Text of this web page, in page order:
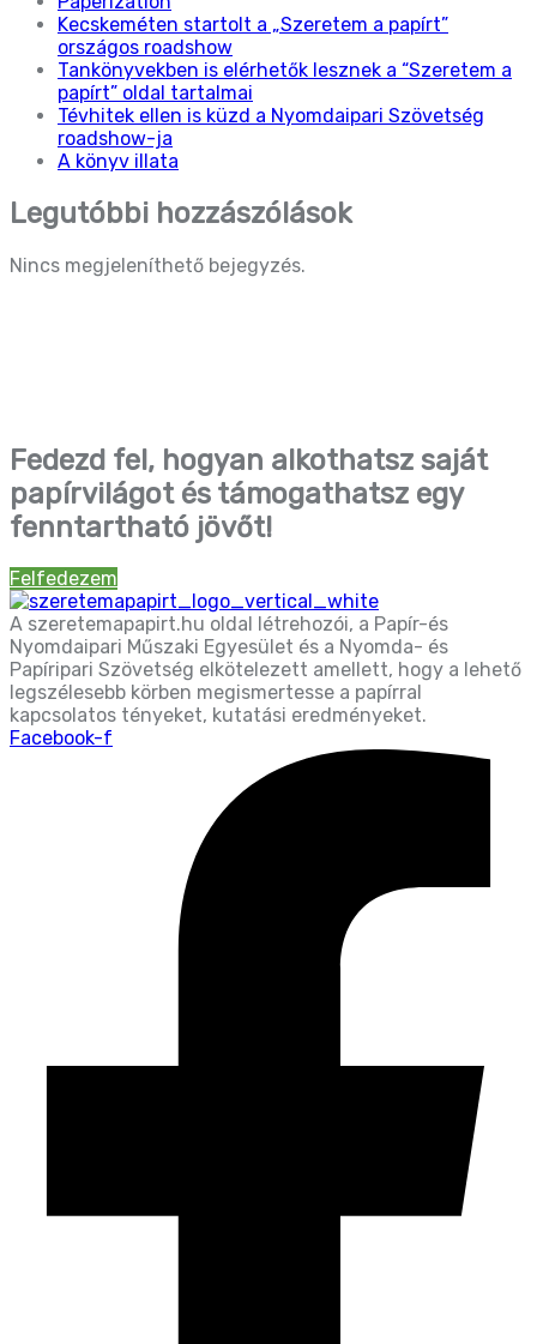
Kecskeméten startolt a „Szeretem a papírt”
országos roadshow
Tankönyvekben is elérhetők lesznek a “Szeretem a
papírt” oldal tartalmai
Tévhitek ellen is küzd a Nyomdaipari Szövetség
roadshow-ja
A könyv illata
Legutóbbi hozzászólások
Nincs megjeleníthető bejegyzés.
Fedezd fel, hogyan alkothatsz saját
papírvilágot és támogathatsz egy
fenntartható jövőt!
Felfedezem
A szeretemapapirt.hu oldal létrehozói, a Papír-és
Nyomdaipari Műszaki Egyesület és a Nyomda- és
Papíripari Szövetség elkötelezett amellett, hogy a lehető
legszélesebb körben megismertesse a papírral
kapcsolatos tényeket, kutatási eredményeket.
Facebook-f